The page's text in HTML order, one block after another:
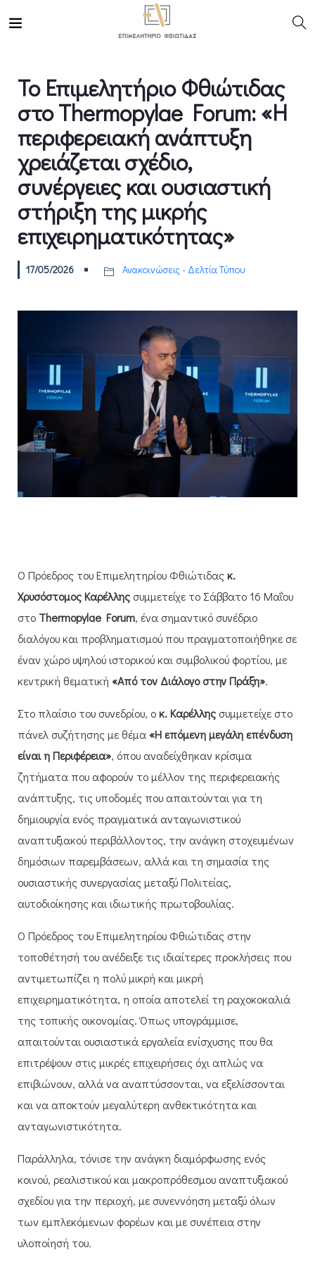
Το Επιμελητήριο Φθιώτιδας
στο Thermopylae Forum: «Η
περιφερειακή ανάπτυξη
χρειάζεται σχέδιο,
συνέργειες και ουσιαστική
στήριξη της μικρής
επιχειρηματικότητας»
17/05/2026 Ανακοινώσεις - Δελτία Τύπου
Ο Πρόεδρος του Επιμελητηρίου Φθιώτιδαςκ.
Χρυσόστομος Καρέλλης συμμετείχε το Σάββατο 16 Μαΐου
στο Thermopylae Forum, ένα σημαντικό συνέδριο
διαλόγου και προβληματισμού που πραγματοποιήθηκε σε
έναν χώρο υψηλού ιστορικού και συμβολικού φορτίου, με
κεντρική θεματική «Από τον Διάλογο στην Πράξη».
Στο πλαίσιο του συνεδρίου, οκ. Καρέλλης συμμετείχε στο
πάνελ συζήτησης με θέμα«Η επόμενη μεγάλη επένδυση
είναι η Περιφέρεια», όπου αναδείχθηκαν κρίσιμα
ζητήματα που αφορούν το μέλλον της περιφερειακής
ανάπτυξης, τις υποδομές που απαιτούνται για τη
δημιουργία ενός πραγματικά ανταγωνιστικού
αναπτυξιακού περιβάλλοντος, την ανάγκη στοχευμένων
δημόσιων παρεμβάσεων, αλλά και τη σημασία της
ουσιαστικής συνεργασίας μεταξύ Πολιτείας,
αυτοδιοίκησης και ιδιωτικής πρωτοβουλίας.
Ο Πρόεδρος του Επιμελητηρίου Φθιώτιδας στην
τοποθέτησή του ανέδειξε τις ιδιαίτερες προκλήσεις που
αντιμετωπίζει η πολύ μικρή και μικρή
επιχειρηματικότητα, η οποία αποτελεί τη ραχοκοκαλιά
της τοπικής οικονομίας. Όπως υπογράμμισε,
απαιτούνται ουσιαστικά εργαλεία ενίσχυσης που θα
επιτρέψουν στις μικρές επιχειρήσεις όχι απλώς να
επιβιώνουν, αλλά να αναπτύσσονται, να εξελίσσονται
και να αποκτούν μεγαλύτερη ανθεκτικότητα και
ανταγωνιστικότητα.
Παράλληλα, τόνισε την ανάγκη διαμόρφωσης ενός
κοινού, ρεαλιστικού και μακροπρόθεσμου αναπτυξιακού
σχεδίου για την περιοχή, με συνεννόηση μεταξύ όλων
των εμπλεκόμενων φορέων και με συνέπεια στην
υλοποίησή του.